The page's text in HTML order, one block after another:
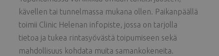
kävellen tai tunnelmassa mukana ollen. Paikanpäällä
toimii Clinic Helenan infopiste, jossa on tarjolla
tietoa ja tukea rintasyövästä toipumiseen sekä
mahdollisuus kohdata muita samankokeneita.